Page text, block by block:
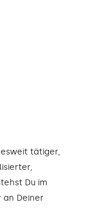
tätiger,
Du im
an Deiner